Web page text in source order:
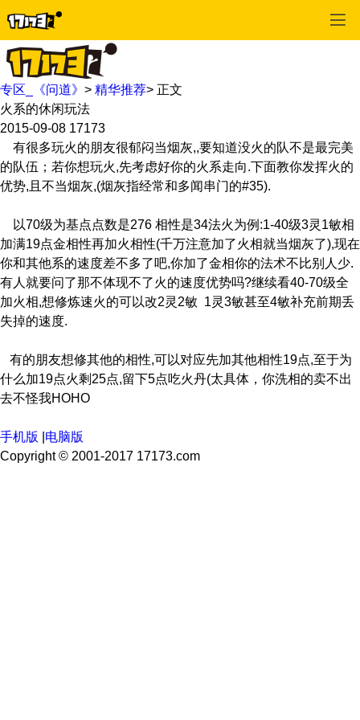
专区_《问道》 > 精华推荐> 正文
火系的休闲玩法
2015-09-08 17173
有很多玩火的朋友很郁闷当烟灰,,要知道没火的队不是最完美
的队伍；若你想玩火,先考虑好你的火系走向.下面教你发挥火的
优势,且不当烟灰,(烟灰指经常和多闻串门的#35).
以70级为基点点数是276 相性是34法火为例:1-40级3灵1敏相
加满19点金相性再加火相性(千万注意加了火相就当烟灰了),现在
你和其他系的速度差不多了吧,你加了金相你的法术不比别人少.
有人就要问了那不体现不了火的速度优势吗?继续看40-70级全
加火相,想修炼速火的可以改2灵2敏 1灵3敏甚至4敏补充前期丢
失掉的速度.
有的朋友想修其他的相性,可以对应先加其他相性19点,至于为
什么加19点火剩25点,留下5点吃火丹(太具体，你洗相的卖不出
去不怪我HOHO
手机版
电脑版
Copyright © 2001-2017 17173.com